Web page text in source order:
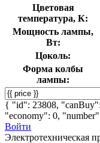
Цветовая
температура, К:
Мощность лампы,
Вт:
Цоколь:
Форма колбы
лампы:
{ "id": 23808,
"economy": 0,
Войти
Электротехническая